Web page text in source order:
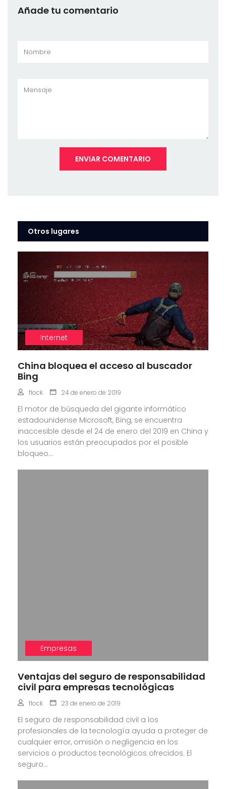
Añade tu comentario
ENVIAR COMENTARIO
Otros lugares
Internet
China bloquea el acceso al buscador
Bing
flock 24 de enero de 2019
El motor de búsqueda del gigante informático
estadounidense Microsoft, Bing, se encuentra
inaccesible desde el 24 de enero del 2019 en China y
los usuarios están preocupados por el posible
bloqueo...
Empresas
Ventajas del seguro de responsabilidad
civil para empresas tecnológicas
flock 23 de enero de 2019
El seguro de responsabilidad civil a los
profesionales de la tecnología ayuda a proteger de
cualquier error, omisión o negligencia en los
servicios o productos tecnológicos ofrecidos. El
seguro...